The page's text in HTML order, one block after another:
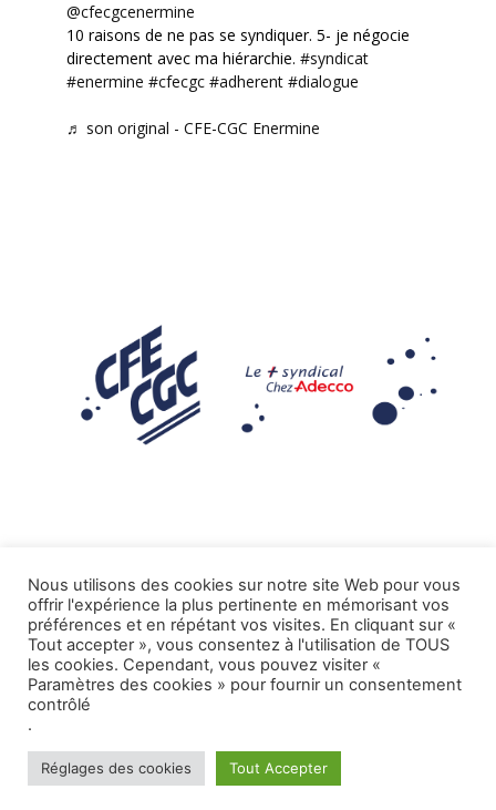
@cfecgcenermine
10 raisons de ne pas se syndiquer. 5- je négocie
directement avec ma hiérarchie. #syndicat
#enermine #cfecgc #adherent #dialogue
♬ son original - CFE-CGC Enermine
Mentions légales
Tous droits réservés CFE-CGC ADECCO.
Nous utilisons des cookies sur notre site Web pour vous
offrir l'expérience la plus pertinente en mémorisant vos
préférences et en répétant vos visites. En cliquant sur «
Tout accepter », vous consentez à l'utilisation de TOUS
les cookies. Cependant, vous pouvez visiter «
Paramètres des cookies » pour fournir un consentement
contrôlé
.
Réglages des cookies Tout Accepter